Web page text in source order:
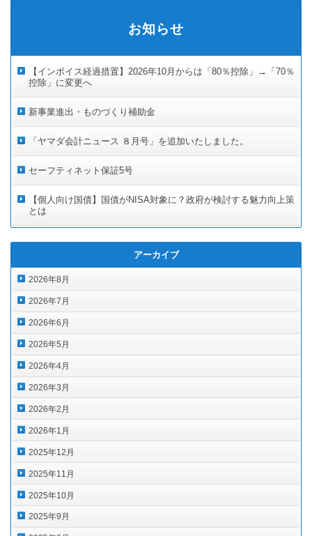
お知らせ
【インボイス経過措置】2026年10月からは「80％控除」→「70％
控除」に変更へ
新事業進出・ものづくり補助金
「ヤマダ会計ニュース ８月号」を追加いたしました。
セーフティネット保証5号
【個人向け国債】国債がNISA対象に？政府が検討する魅力向上策
とは
アーカイブ
2026年8月
2026年7月
2026年6月
2026年5月
2026年4月
2026年3月
2026年2月
2026年1月
2025年12月
2025年11月
2025年10月
2025年9月